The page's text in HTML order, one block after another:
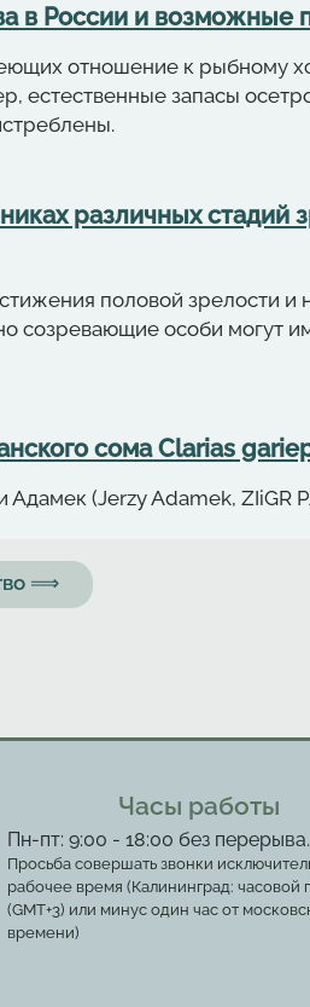
в России и
отношение к рыбному
естественные запасы
различных стадий
половой зрелости
созревающие особи могут
сома Clarias
(Jerzy Adamek, ZIiGR
⟹
Часы работы
Пн-пт: 9:00 - 18:00 без перерыва.
Просьба совершать звонки
рабочее время (Калининград: часовой
(GMT+3) или минус один час от
времени)